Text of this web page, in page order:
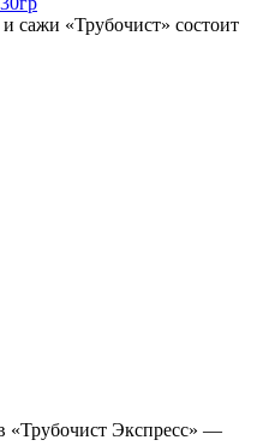
сажи «Трубочист» состоит
«Трубочист Экспресс» —